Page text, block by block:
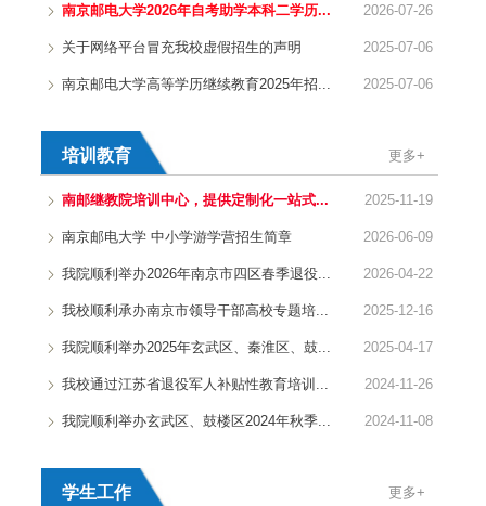
南京邮电大学2026年自考助学本科二学历... 2026-07-26
关于网络平台冒充我校虚假招生的声明 2025-07-06
南京邮电大学高等学历继续教育2025年招... 2025-07-06
培训教育 更多+
南邮继教院培训中心，提供定制化一站式... 2025-11-19
南京邮电大学 中小学游学营招生简章 2026-06-09
我院顺利举办2026年南京市四区春季退役... 2026-04-22
我校顺利承办南京市领导干部高校专题培... 2025-12-16
我院顺利举办2025年玄武区、秦淮区、鼓... 2025-04-17
我校通过江苏省退役军人补贴性教育培训... 2024-11-26
我院顺利举办玄武区、鼓楼区2024年秋季... 2024-11-08
学生工作 更多+